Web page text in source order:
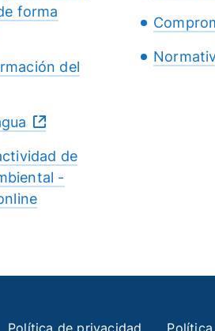
forma
del
de
-
Política de privacidad